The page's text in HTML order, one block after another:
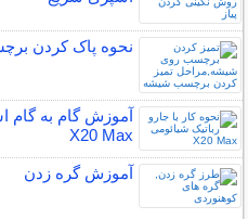
نحوه پاک کردن
آموزش گام به گام
X20 Max
آموزش گره زدن